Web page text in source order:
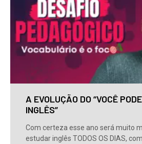
A EVOLUÇÃO DO “VOCÊ
INGLÊS”
Com certeza esse ano será muito
estudar inglês TODOS OS DIAS,